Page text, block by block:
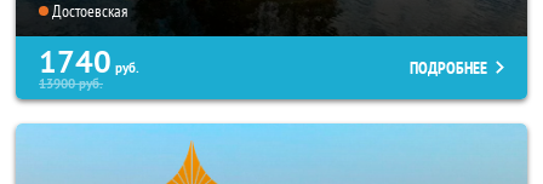
Достоевская
1740 руб.
13900руб.
ПОДРОБНЕЕ